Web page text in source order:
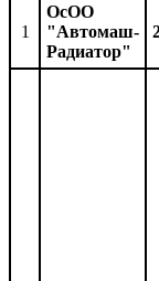
1
ОсОО
"Автомаш-
Радиатор"